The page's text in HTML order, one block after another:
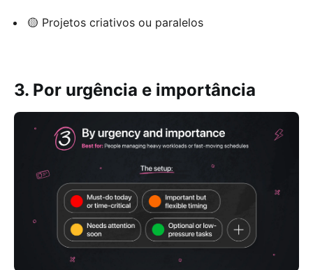
🟡 Projetos criativos ou paralelos
3. Por urgência e importância